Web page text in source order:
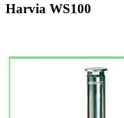
Harvia WS100